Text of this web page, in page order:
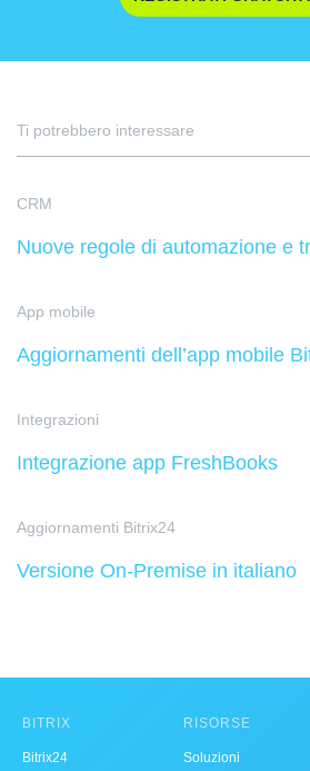
Ti potrebbero interessare
CRM
Nuove regole di automazione e
App mobile
Aggiornamenti dell’app mobile
Integrazioni
Integrazione app FreshBooks
Aggiornamenti Bitrix24
Versione On-Premise in italiano
BITRIX
Bitrix24
RISORSE
Soluzioni